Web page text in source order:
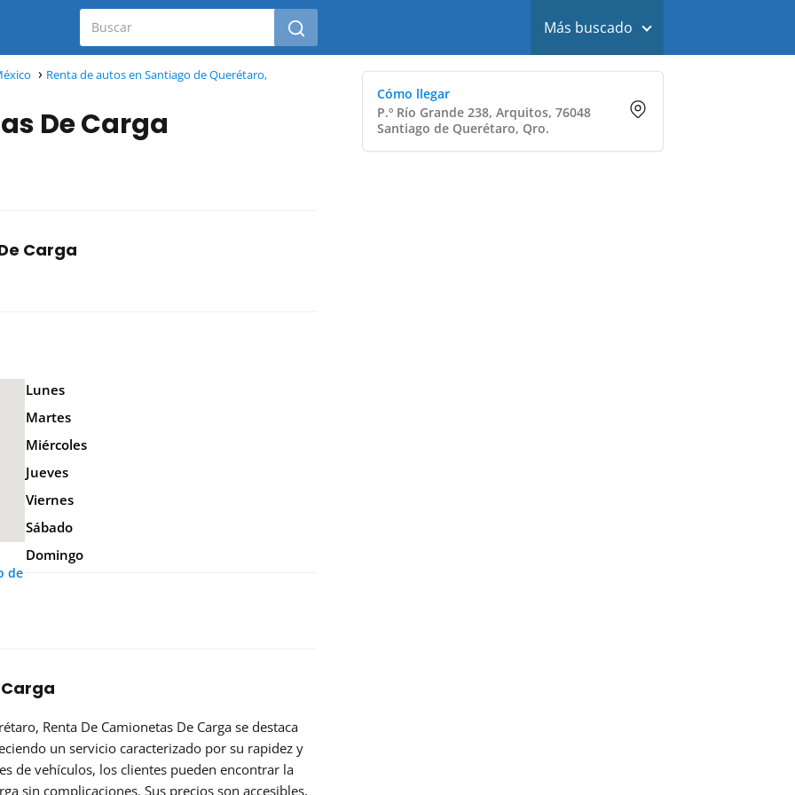
Más buscado
Renta de autos en Santiago de Querétaro,
De Carga
Carga
de
Lunes
Martes
Miércoles
Jueves
Viernes
Sábado
Domingo
Renta De Camionetas De Carga se destaca
un servicio caracterizado por su rapidez y
de vehículos, los clientes pueden encontrar la
sin complicaciones. Sus precios son accesibles,
Cómo llegar
P.º Río Grande 238, Arquitos, 76048
Santiago de Querétaro, Qro.